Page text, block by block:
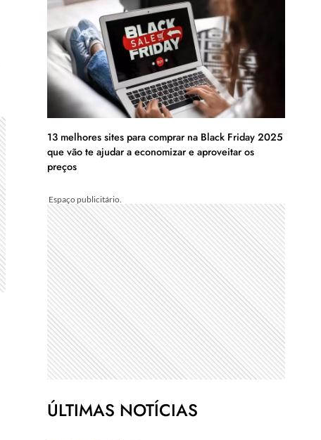
13 melhores sites para comprar na Black Friday 2025
que vão te ajudar a economizar e aproveitar os
preços
ÚLTIMAS NOTÍCIAS